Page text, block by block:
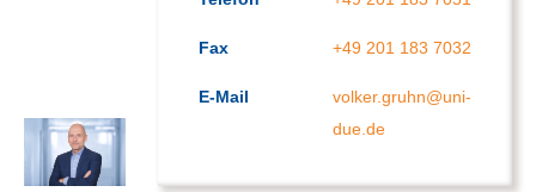
Fax +49 201 183 7032
E-Mail
volker.gruhn@uni-
due.de